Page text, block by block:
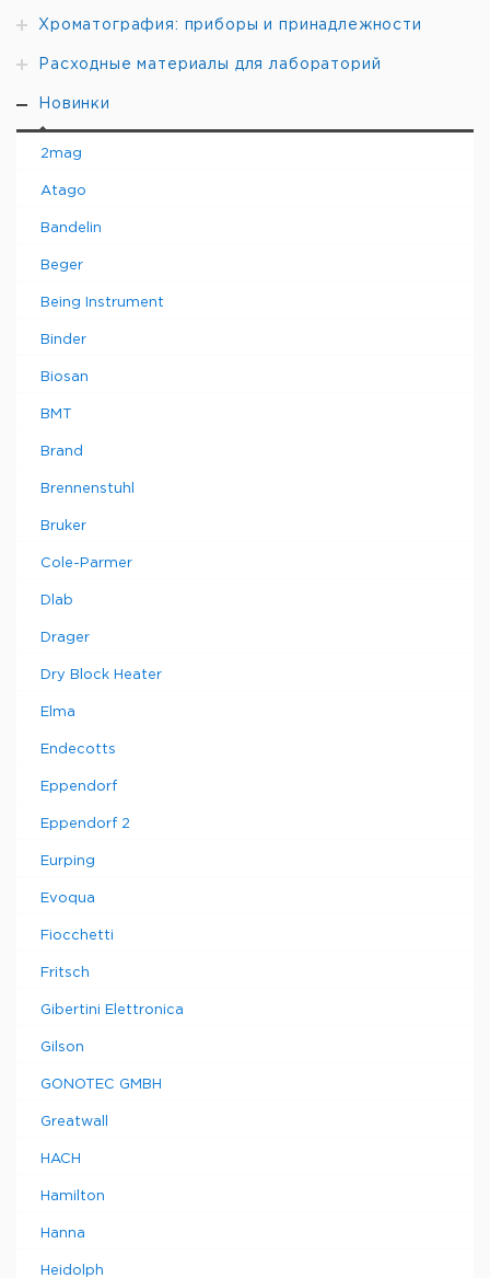
Хроматография: приборы и принадлежности
Расходные материалы для лабораторий
Новинки
2mag
Atago
Bandelin
Beger
Being Instrument
Binder
Biosan
BMT
Brand
Brennenstuhl
Bruker
Cole-Parmer
Dlab
Drager
Dry Block Heater
Elma
Endecotts
Eppendorf
Eppendorf 2
Eurping
Evoqua
Fiocchetti
Fritsch
Gibertini Elettronica
Gilson
GONOTEC GMBH
Greatwall
HACH
Hamilton
Hanna
Heidolph